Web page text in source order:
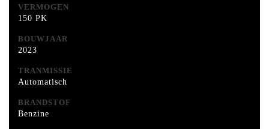
VERMOGEN
150 PK
BOUWJAAR
2023
TRANMISSIE
Automatisch
BRANDSTOF
Benzine